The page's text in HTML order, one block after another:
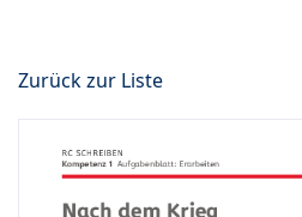
Zurück zur Liste